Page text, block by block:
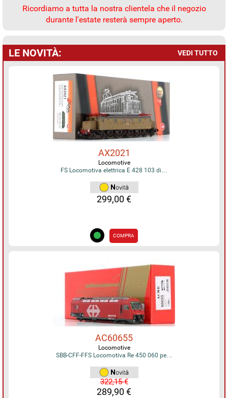
Ricordiamo a tutta la nostra clientela che il negozio
durante l'estate resterà sempre aperto.
LE NOVITÀ: VEDI TUTTO
AX2021
Locomotive
FS Locomotiva elettrica E 428 103 di…
299,00 €
COMPRA
AC60655
Locomotive
SBB-CFF-FFS Locomotiva Re 450 060 pe…
322,15 €
289,90 €